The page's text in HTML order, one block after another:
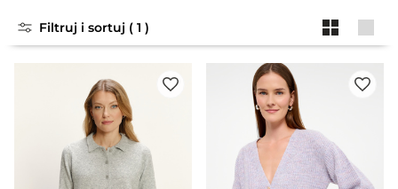
Filtruj i sortuj ( 1 )